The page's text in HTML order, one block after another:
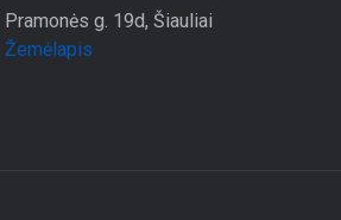
Pramonės g. 19d, Šiauliai
Žemėlapis